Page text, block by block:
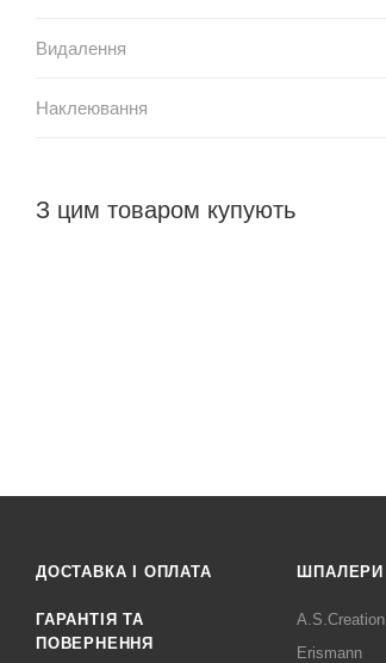
Видалення
Наклеювання
З цим товаром купують
ДОСТАВКА І ОПЛАТА
ГАРАНТІЯ ТА
ПОВЕРНЕННЯ
ШПАЛЕРИ
A.S.Creation
Erismann